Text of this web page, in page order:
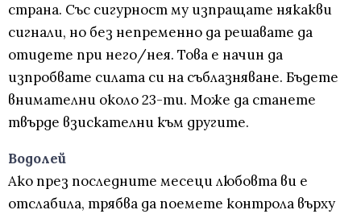
страна. Със сигурност му изпращате някакви
сигнали, но без непременно да решавате да
отидете при него/нея. Това е начин да
изпробвате силата си на съблазняване. Бъдете
внимателни около 23-ти. Може да станете
твърде взискателни към другите.
Водолей
Ако през последните месеци любовта ви е
отслабила, трябва да поемете контрола върху